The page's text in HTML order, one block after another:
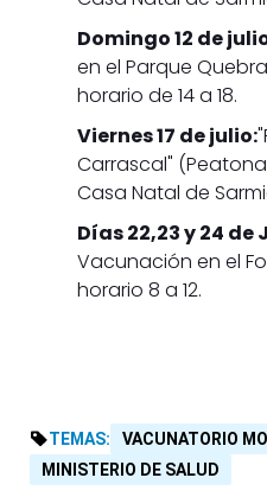
Domingo 12 de
en el Parque
horario de 14 a 18.
Viernes 17 de julio:
Carrascal"
Casa Natal de
Días 22,23 y 24 de
Vacunación en el
horario 8 a 12.
TEMAS:
VACUNATORIO
MINISTERIO DE SALUD